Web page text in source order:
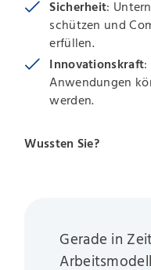
Sicherheit:
schützen und
erfüllen.
Innovationskraft:
Anwendungen
werden.
Wussten Sie?
Gerade in